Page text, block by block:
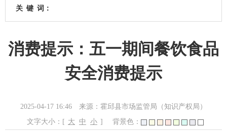
关 键 词：
消费提示：五一期间餐饮食品
安全消费提示
2025-04-17 16:46
来源：霍邱县市场监管局（知识产权局）
文字大小：[ 大 中 小 ] 背景色：